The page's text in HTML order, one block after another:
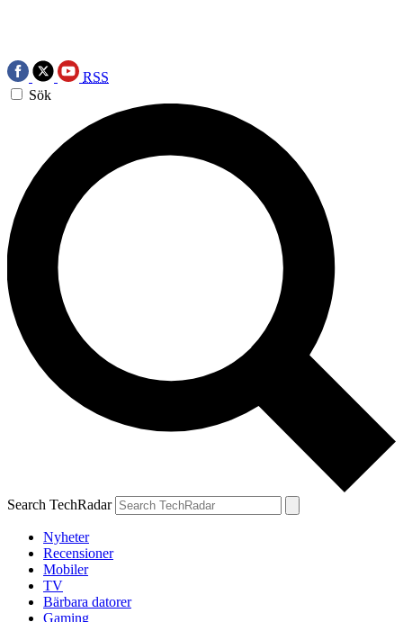
RSS
Sök
Search TechRadar
Nyheter
Recensioner
Mobiler
TV
Bärbara datorer
Gaming